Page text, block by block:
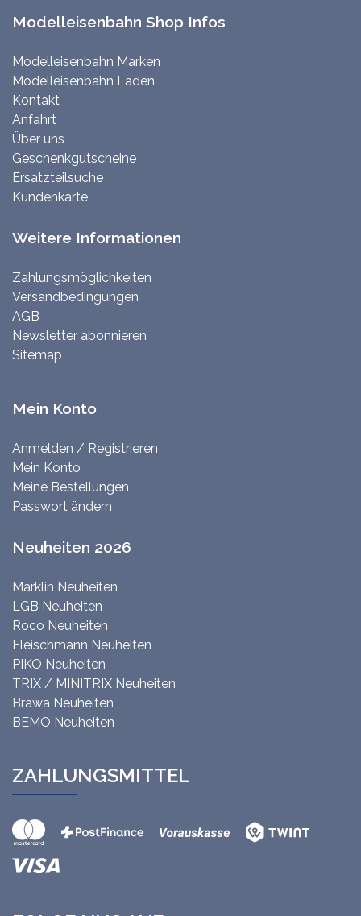
Modelleisenbahn Shop Infos
Modelleisenbahn Marken
Modelleisenbahn Laden
Kontakt
Anfahrt
Über uns
Geschenkgutscheine
Ersatzteilsuche
Kundenkarte
Weitere Informationen
Zahlungsmöglichkeiten
Versandbedingungen
AGB
Newsletter abonnieren
Sitemap
Mein Konto
Anmelden / Registrieren
Mein Konto
Meine Bestellungen
Passwort ändern
Neuheiten 2026
Märklin Neuheiten
LGB Neuheiten
Roco Neuheiten
Fleischmann Neuheiten
PIKO Neuheiten
TRIX / MINITRIX Neuheiten
Brawa Neuheiten
BEMO Neuheiten
ZAHLUNGSMITTEL